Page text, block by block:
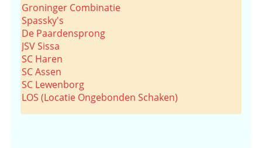
Groninger Combinatie
Spassky's
De Paardensprong
JSV Sissa
SC Haren
SC Assen
SC Lewenborg
LOS (Locatie Ongebonden Schaken)